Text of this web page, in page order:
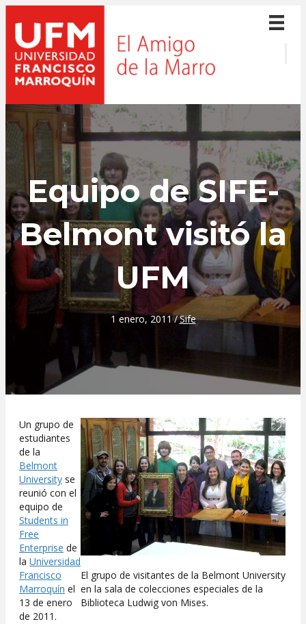
Equipo de SIFE-
Belmont visitó la
UFM
1 enero, 2011/Sife
El grupo de visitantes de la Belmont University
en la sala de colecciones especiales de la
Biblioteca Ludwig von Mises.
Un grupo de
estudiantes
de la
Belmont
University se
reunió con el
equipo de
Students in
Free
Enterprise de
la Universidad
Francisco
Marroquín el
13 de enero
de 2011.